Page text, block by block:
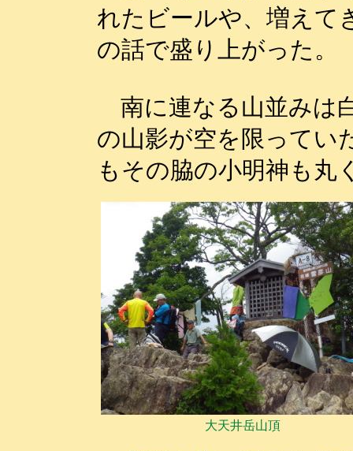
れたビールや、増えて
の話で盛り上がった。
南に連なる山並みは
の山影が空を限ってい
もその脇の小明神も丸
大天井岳山頂